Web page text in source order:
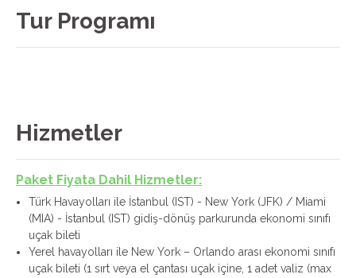
Tur Programı
Hizmetler
Paket Fiyata Dahil Hizmetler:
Türk Havayolları ile İstanbul (IST) - New York (JFK) / Miami
(MIA) - İstanbul (IST) gidiş-dönüş parkurunda ekonomi sınıfı
uçak bileti
Yerel havayolları ile New York – Orlando arası ekonomi sınıfı
uçak bileti (1 sırt veya el çantası uçak içine, 1 adet valiz (max